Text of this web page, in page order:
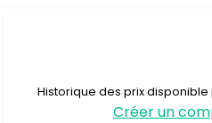
Historique des prix
Créer un